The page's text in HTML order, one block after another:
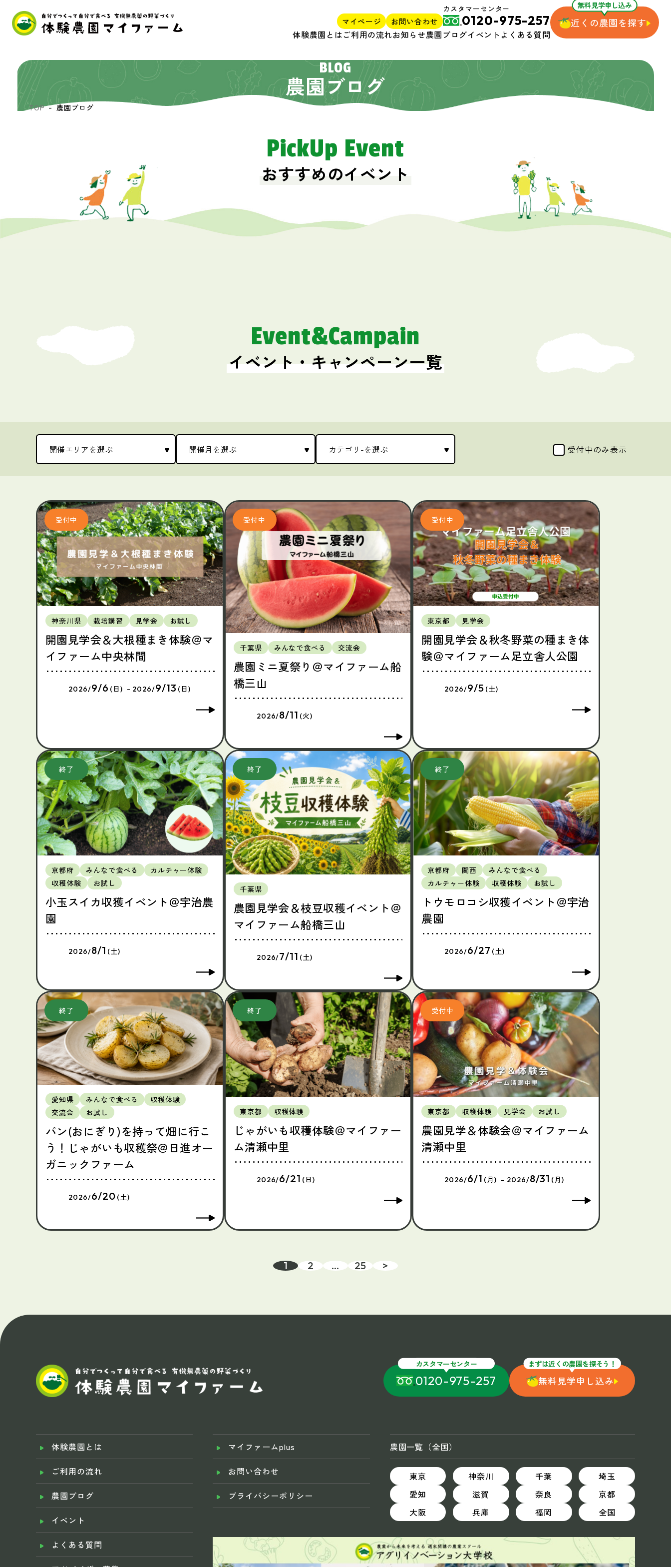
マイページ お問い合わせ
カスタマーセンター
0120-975-257
体験農園とはご利用の流れお知らせ農園ブログイベントよくある質問
無料見学申し込み
近くの農園を探す
BLOG
農園ブログ
TOP 農園ブログ
PickUp Event
おすすめのイベント
Event&Campain
イベント・キャンペーン一覧
受付中のみ表示
神奈川県 栽培講習 見学会 お試し
開園見学会＆大根種まき体験＠マ
イファーム中央林間
2026/9/6 (日) - 2026/9/13 (日)
千葉県 みんなで食べる 交流会
農園ミニ夏祭り＠マイファーム船
橋三山
2026/8/11 (火)
東京都 見学会
開園見学会＆秋冬野菜の種まき体
験＠マイファーム足立舎人公園
2026/9/5 (土)
京都府 みんなで食べる
カルチャー体験
収穫体験
お試し
小玉スイカ収獲イベント＠宇治農
園
2026/8/1 (土)
千葉県
農園見学会＆枝豆収穫イベント＠
マイファーム船橋三山
2026/7/11 (土)
京都府 関西
みんなで食べる
カルチャー体験
収穫体験 お試し
トウモロコシ収獲イベント＠宇治
農園
2026/6/27 (土)
愛知県 みんなで食べる
収穫体験
交流会
お試し
パン(おにぎり)を持って畑に行こ
う！じゃがいも収穫祭＠日進オー
ガニックファーム
2026/6/20 (土)
東京都 収穫体験
じゃがいも収穫体験＠マイファー
ム清瀬中里
2026/6/21 (日)
東京都 収穫体験 見学会 お試し
農園見学＆体験会＠マイファーム
清瀬中里
2026/6/1 (月) - 2026/8/31 (月)
1 2 … 25 >
カスタマーセンター
0120-975-257
まずは近くの農園を探そう！
無料見学申し込み
体験農園とは
ご利用の流れ
農園ブログ
イベント
よくある質問
マイファームplus
お問い合わせ
プライバシーポリシー
農園一覧（全国）
東京 神奈川 千葉
埼玉
愛知
滋賀 奈良
京都
大阪
兵庫 福岡 全国